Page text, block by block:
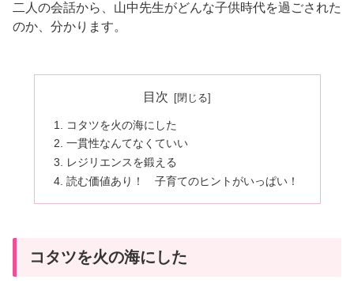
二人の会話から、山中先生がどんな子供時代を過ごされた
のか、分かります。
目次
コタツを火の海にした
一貫性なんてなくていい
レジリエンスを鍛える
読む価値あり！ 子育てのヒントがいっぱい！
コタツを火の海にした